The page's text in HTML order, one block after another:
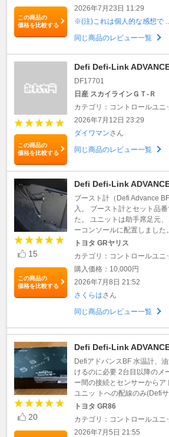
この商品の
価格を比較する
2026年7月23日 11:29
※(注)これは個人的な感想で ...
同じ商品のレビュー一覧
この商品の
価格を比較する
Defi Defi-Link
DF17701
日産 スカイラインＧＴ‐Ｒ
カテゴリ：コントロールユニ
2026年7月12日 23:29
ダイワマンさん
同じ商品のレビュー一覧
15
この商品の
価格を比較する
Defi Defi-Link
ブースト計（Defi Advance
入。 ブースト計とセット品
た。 ユニットは助手席足元
ーコンソールに配置しました
トヨタ GRヤリス
カテゴリ：コントロールユニ
購入価格：10,000円
2026年7月8日 21:52
さくらはさん
同じ商品のレビュー一覧
20
Defi Defi-Link
DefiアドバンスBF 水温計、
けるのに必要 2台目以降のメ
ー間の接続とセンサーから
ユニッ トへの配線のみ(Defi
トヨタ GR86
カテゴリ：コントロールユニ
2026年7月5日 21:55